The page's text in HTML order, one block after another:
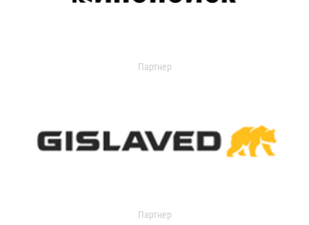
Партнер
Партнер